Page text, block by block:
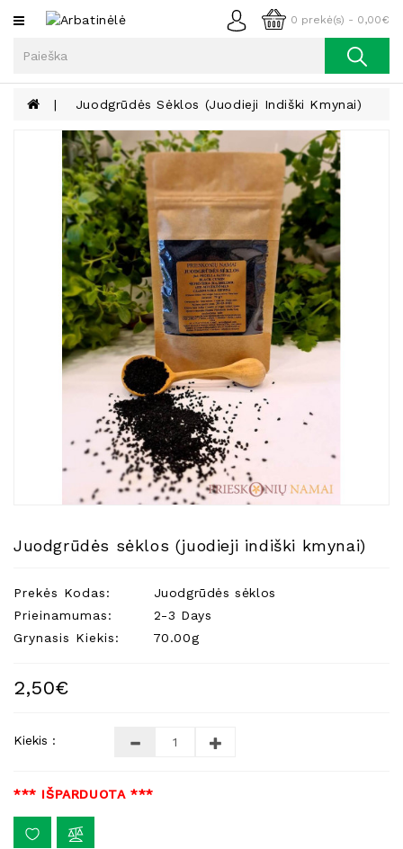
0 prekė(s) - 0,00€
Kategorijos
Kava
Prieskoniai
Lieknėjimui,
Sveikatai
Riešutai
Becukriai
Saldėsiai
Saldėsiai
Higienos
Priemonės
Kūdikiams
Reikalai
Juodgrūdės Sėklos (juodieji Indiški Kmynai)
Juodgrūdės sėklos (juodieji indiški kmynai)
Prekės Kodas:
Juodgrūdės sėklos
Prieinamumas:
2-3 Days
Grynasis Kiekis:
70.00g
2,50€
Kiekis :
*** IŠPARDUOTA ***